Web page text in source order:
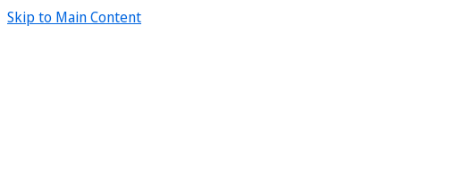
Skip to Main Content